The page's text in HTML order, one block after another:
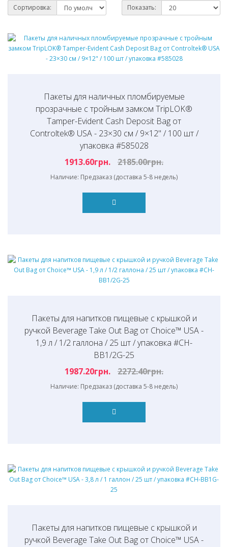
Сортировка: Показать:
Пакеты для наличных пломбируемые
прозрачные с тройным замком TripLOK®
Tamper-Evident Cash Deposit Bag от
Controltek® USA - 23×30 см / 9×12" / 100 шт /
упаковка #585028
1913.60грн.
2185.00грн.
Наличие: Предзаказ (доставка 5-8 недель)
Пакеты для напитков пищевые с крышкой и
ручкой Beverage Take Out Bag от Choice™ USA -
1,9 л / 1/2 галлона / 25 шт / упаковка #CH-
BB1/2G-25
1987.20грн.
2272.40грн.
Наличие: Предзаказ (доставка 5-8 недель)
Пакеты для напитков пищевые с крышкой и
ручкой Beverage Take Out Bag от Choice™ USA -